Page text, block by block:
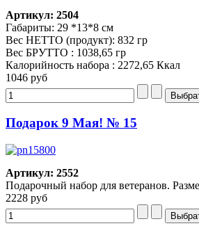
Артикул: 2504
Габариты: 29 *13*8 см
Вес НЕТТО (продукт): 832 гр
Вес БРУТТО : 1038,65 гр
Калорийность набора : 2272,65 Ккал
1046 руб
Подарок 9 Мая! № 15
Артикул: 2552
Подарочный набор для ветеранов.
2228 руб